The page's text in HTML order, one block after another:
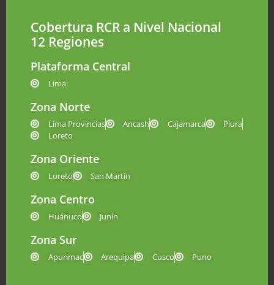
Cobertura RCR a Nivel Nacional
12 Regiones
Plataforma Central
Lima
Zona Norte
Lima Provincias Ancash Cajamarca
Piura
Loreto
Zona Oriente
Loreto San Martín
Zona Centro
Huánuco Junín
Zona Sur
Apurimac Arequipa Cusco Puno